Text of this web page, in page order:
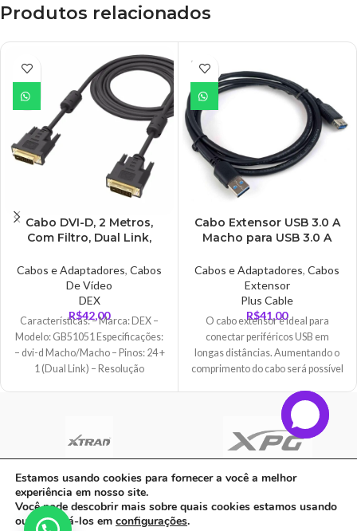
Produtos relacionados
Cabo DVI-D, 2 Metros,
Com Filtro, Dual Link,
Cabos e Adaptadores, Cabos
De Vídeo
DEX
R$42,00
Características: – Marca: DEX –
Modelo: GB51051 Especificações:
– dvi-d Macho/Macho – Pinos: 24 +
1 (Dual Link) – Resolução
ESGO
TADO
Cabo Extensor USB 3.0 A
Macho para USB 3.0 A
Metros – USBAF3030
Cabos e Adaptadores, Cabos
Extensor
Plus Cable
R$41,00
O cabo extensor é ideal para
conectar periféricos USB em
longas distâncias. Aumentando o
comprimento do cabo será possível
modens, mouses e teclados etc.
C A Informatica Ltda | CNPJ: 33.482.008/0001-90 | Avenida Dos Ipês,
QD31 LT23, Bairro Cidade Jardim, CEP: 68.515-000 - | PARAUAPEBAS-
Estamos usando cookies para fornecer a você a melhor
experiência em nosso site.
Você pode descobrir mais sobre quais cookies estamos usando
ou desativá-los em configurações.